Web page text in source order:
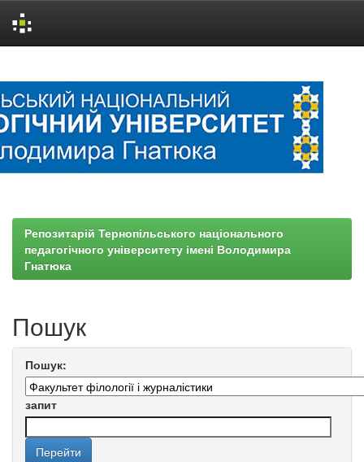
Репозитарій Тернопільського національного
педагогічного університету імені Володимира
Гнатюка
Пошук
Пошук:
запит